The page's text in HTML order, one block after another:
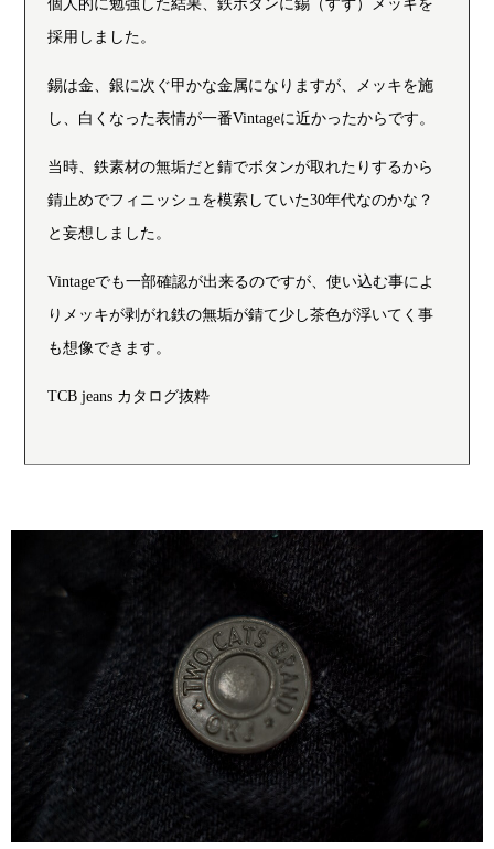
個人的に勉強した結果、鉄ボタンに錫（すず）メッキを
採用しました。
錫は金、銀に次ぐ甲かな金属になりますが、メッキを施
し、白くなった表情が一番Vintageに近かったからです。
当時、鉄素材の無垢だと錆でボタンが取れたりするから
錆止めでフィニッシュを模索していた30年代なのかな？
と妄想しました。
Vintageでも一部確認が出来るのですが、使い込む事によ
りメッキが剥がれ鉄の無垢が錆て少し茶色が浮いてく事
も想像できます。
TCB jeans カタログ抜粋